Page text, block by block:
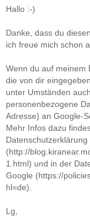
Hallo :-)
Danke, dass du
ich freue mich schon
Wenn du auf meinem
die von dir
unter Umständen
personenbezogene
Adresse) an Google-
Mehr Infos dazu
Datenschutzerklärung
(http://
1.html) und in der
Google (https://
hl=de).
Lg,